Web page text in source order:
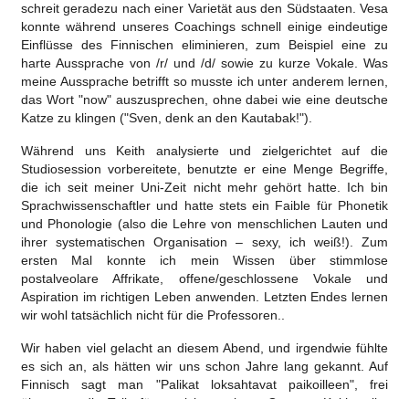
schreit geradezu nach einer Varietät aus den Südstaaten. Vesa
konnte während unseres Coachings schnell einige eindeutige
Einflüsse des Finnischen eliminieren, zum Beispiel eine zu
harte Aussprache von /r/ und /d/ sowie zu kurze Vokale. Was
meine Aussprache betrifft so musste ich unter anderem lernen,
das Wort "now" auszusprechen, ohne dabei wie eine deutsche
Katze zu klingen ("Sven, denk an den Kautabak!").
Während uns Keith analysierte und zielgerichtet auf die
Studiosession vorbereitete, benutzte er eine Menge Begriffe,
die ich seit meiner Uni-Zeit nicht mehr gehört hatte. Ich bin
Sprachwissenschaftler und hatte stets ein Faible für Phonetik
und Phonologie (also die Lehre von menschlichen Lauten und
ihrer systematischen Organisation – sexy, ich weiß!). Zum
ersten Mal konnte ich mein Wissen über stimmlose
postalveolare Affrikate, offene/geschlossene Vokale und
Aspiration im richtigen Leben anwenden. Letzten Endes lernen
wir wohl tatsächlich nicht für die Professoren..
Wir haben viel gelacht an diesem Abend, und irgendwie fühlte
es sich an, als hätten wir uns schon Jahre lang gekannt. Auf
Finnisch sagt man "Palikat loksahtavat paikoilleen", frei